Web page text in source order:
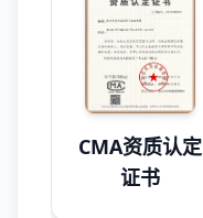
CMA资质认定
证书